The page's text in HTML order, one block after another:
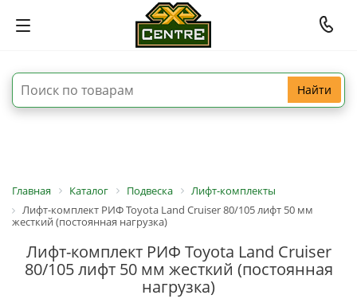
Найти
Главная Каталог Подвеска
Лифт-комплекты
Лифт-комплект РИФ Toyota Land Cruiser 80/105 лифт 50 мм
жесткий (постоянная нагрузка)
Лифт-комплект РИФ Toyota Land Cruiser
80/105 лифт 50 мм жесткий (постоянная
нагрузка)